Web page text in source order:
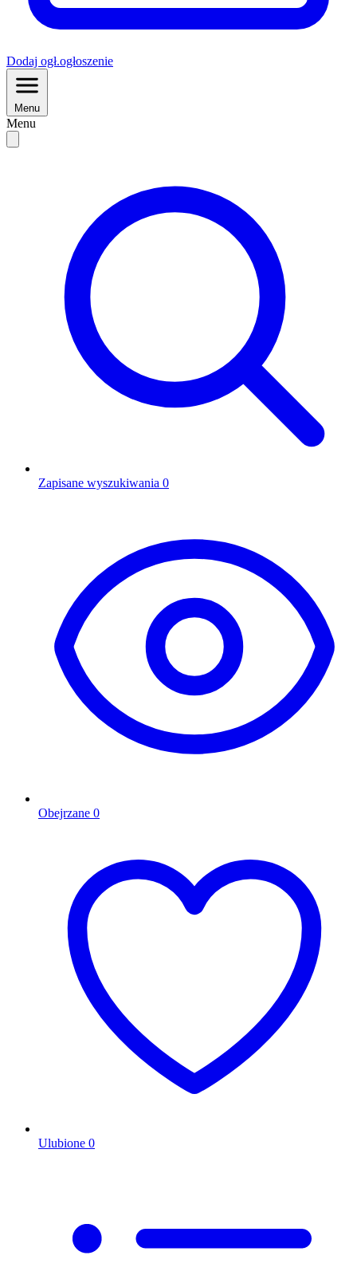
Dodaj ogł.ogłoszenie
Menu
Menu
Zapisane wyszukiwania 0
Obejrzane 0
Ulubione 0